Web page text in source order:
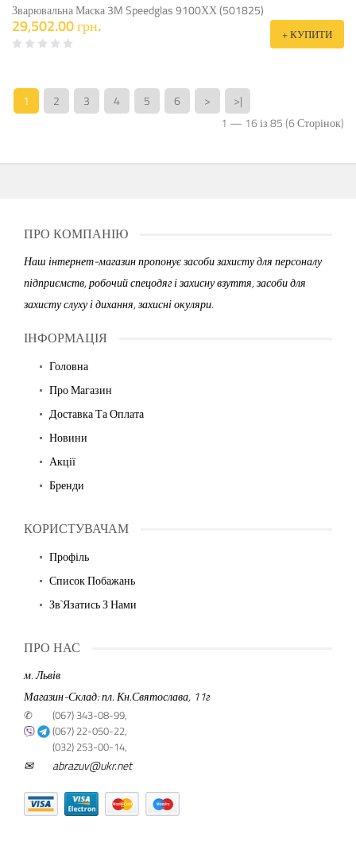
Зварювальна Маска 3M Speedglas 9100ХХ (501825)
29,502.00 грн. + КУПИТИ
1 2 3 4 5 6 >
>|
1 — 16 із 85 (6 Сторінок)
ПРО КОМПАНІЮ
Наш інтернет-магазин пропонує засоби захисту для персоналу
підприємств, робочий спецодяг і захисну взуття, засоби для
захисту слуху і дихання, захисні окуляри.
ІНФОРМАЦІЯ
Головна
Про Магазин
Доставка Та Оплата
Новини
Акції
Бренди
КОРИСТУВАЧАМ
Профіль
Список Побажань
Зв`язатись З Нами
ПРО НАС
м. Львів
Магазин-Склад: пл. Кн.Святослава, 11г
✆
(067) 343-08-99,
(067) 22-050-22,
(032) 253-00-14,
✉ abrazuv@ukr.net